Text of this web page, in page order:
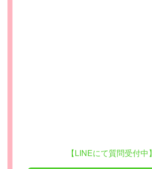
【LINEにて質問受付中】